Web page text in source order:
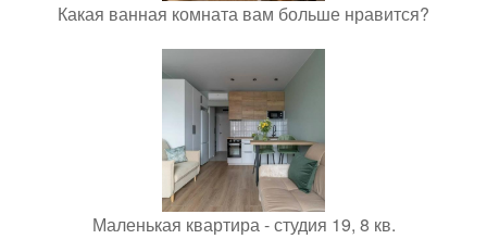
Какая ванная комната вам больше нравится?
Маленькая квартира - студия 19, 8 кв.